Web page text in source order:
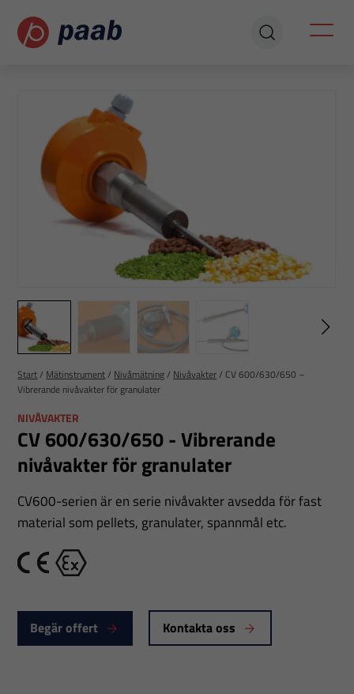
Start/ Mätinstrument/ Nivåmätning/ Nivåvakter/ CV 600/630/650 –
Vibrerande nivåvakter för granulater
NIVÅVAKTER
CV 600/630/650 - Vibrerande
nivåvakter för granulater
CV600-serien är en serie nivåvakter avsedda för fast
material som pellets, granulater, spannmål etc.
CE Ex
Begär offert Kontakta oss